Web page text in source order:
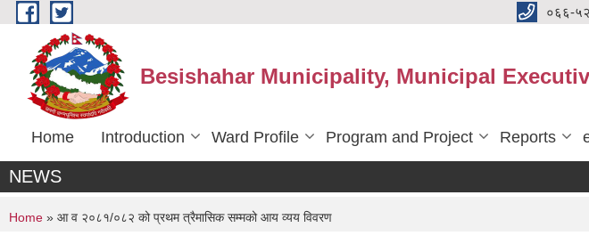
Skip to main content ०६६-
Besishahar Municipality, Municipal
Home Introduction Ward Profile Program and Project Reports
NEWS
You are here
Home » आ व २०८१/०८२ को प्रथम त्रैमासिक सम्मको आय व्यय विवरण